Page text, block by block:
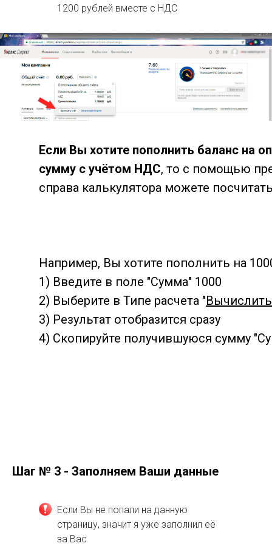
1200 рублей вместе с НДС
Если Вы хотите пополнить баланс на
сумму с учётом НДС, то с помощью
справа калькулятора можете
Например, Вы хотите пополнить на
1) Введите в поле "Сумма" 1000
2) Выберите в Типе расчета "Вычислить
3) Результат отобразится сразу
4) Скопируйте получившуюся сумму
Шаг № 3 - Заполняем Ваши данные
Если Вы не попали на данную
страницу, значит я уже заполнил её
за Вас